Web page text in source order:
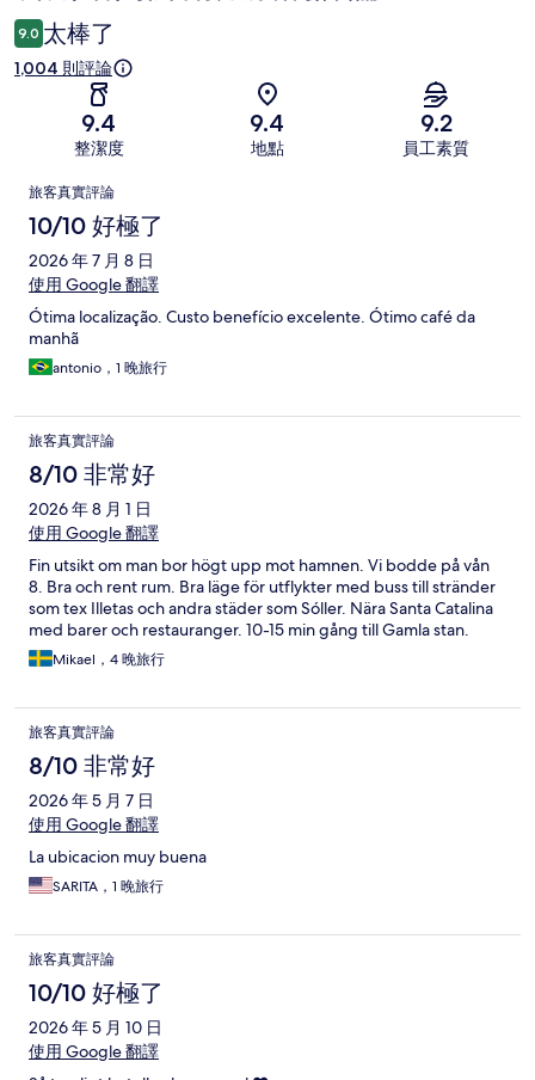
論
9.0 太棒了
1,004 則評論
9.4
整潔度
9.4
地點
9.2
員工素質
評
論
旅客真實評論
10/10 好極了
2026 年 7 月 8 日
使用 Google 翻譯
Ótima localização. Custo benefício excelente. Ótimo café da
manhã
antonio，1 晚旅行
旅客真實評論
8/10 非常好
2026 年 8 月 1 日
使用 Google 翻譯
Fin utsikt om man bor högt upp mot hamnen. Vi bodde på vån
8. Bra och rent rum. Bra läge för utflykter med buss till stränder
som tex Illetas och andra städer som Sóller. Nära Santa Catalina
med barer och restauranger. 10-15 min gång till Gamla stan.
Mikael，4 晚旅行
旅客真實評論
8/10 非常好
2026 年 5 月 7 日
使用 Google 翻譯
La ubicacion muy buena
SARITA，1 晚旅行
旅客真實評論
10/10 好極了
2026 年 5 月 10 日
使用 Google 翻譯